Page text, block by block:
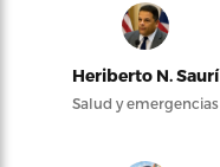
Heriberto N. Saurí
Salud y emergencias